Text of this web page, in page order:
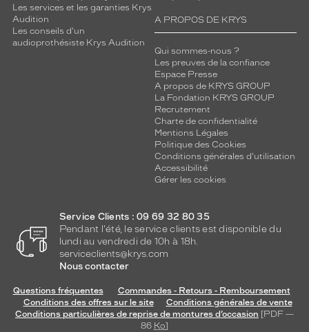
Les services et les garanties Krys
Audition
Les conseils d'un
audioprothésiste Krys Audition
A PROPOS DE KRYS
Qui sommes-nous ?
Les preuves de la confiance
Espace Presse
A propos de KRYS GROUP
La Fondation KRYS GROUP
Recrutement
Charte de confidentialité
Mentions Légales
Politique des Cookies
Conditions générales d'utilisation
Accessibilité
Gérer les cookies
Service Clients : 09 69 32 80 35
Pendant l'été, le service clients est disponible du
lundi au vendredi de 10h à 18h.
serviceclients@krys.com
Nous contacter
Questions fréquentes
Commandes - Retours - Remboursement
Conditions des offres sur le site
Conditions générales de vente
Conditions particulières de reprise de montures d’occasion [PDF —
86 Ko]